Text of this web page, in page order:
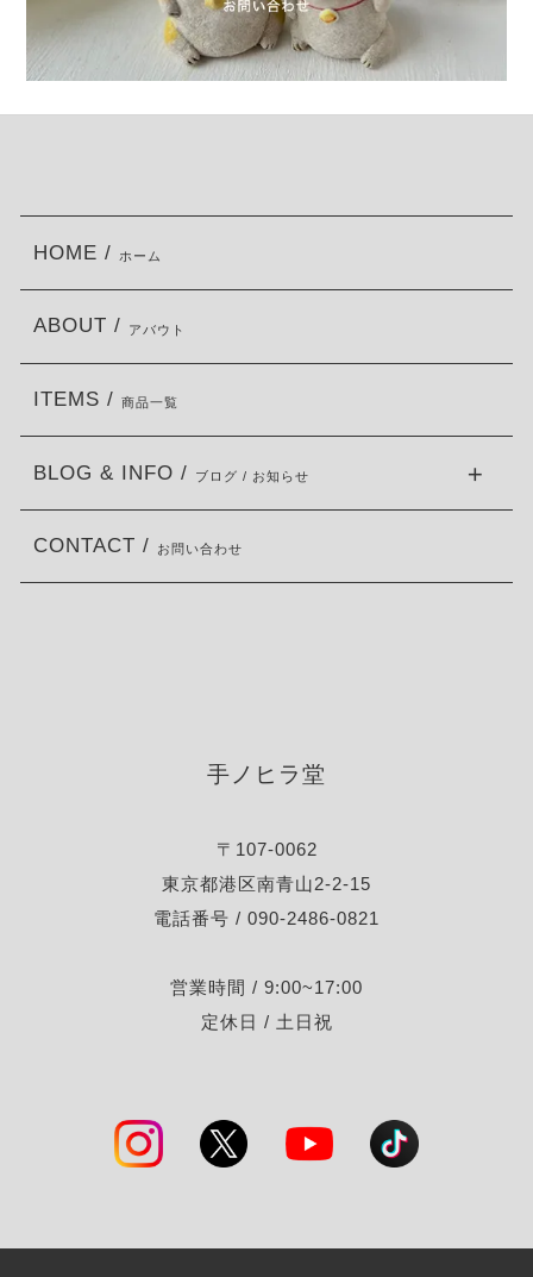
手ノヒラ堂
〒107-0062
東京都港区南青山2-2-15
電話番号 / 090-2486-0821
営業時間 / 9:00~17:00
定休日 / 土日祝
HOME / ホーム
ABOUT / アバウト
ITEMS / 商品一覧
BLOG & INFO / ブログ / お知らせ
CONTACT / お問い合わせ